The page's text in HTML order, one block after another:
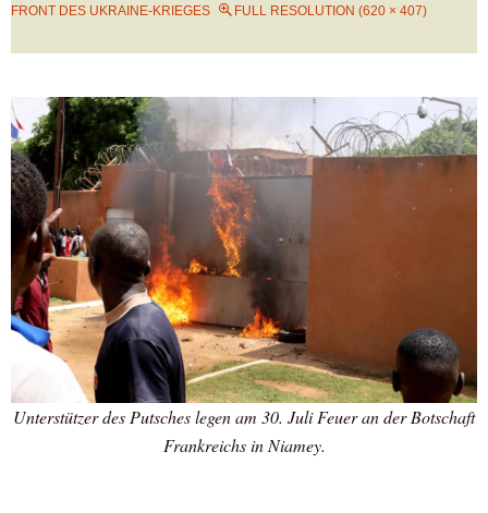
FRONT DES UKRAINE-KRIEGES
FULL RESOLUTION (620 × 407)
Unterstützer des Putsches legen am 30. Juli Feuer an der Botschaft
Frankreichs in Niamey.